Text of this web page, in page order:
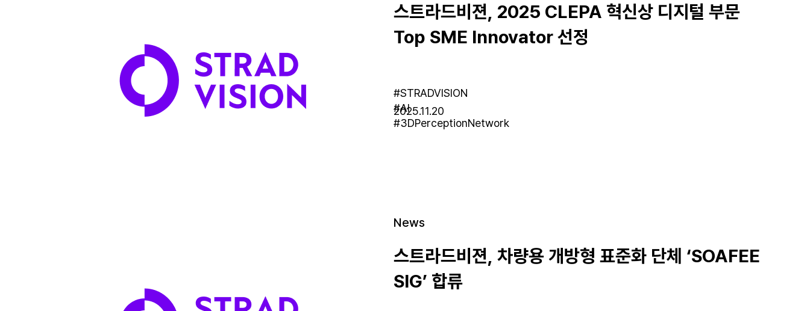
스트라드비젼, 2025 CLEPA 혁신상 디지털 부문
Top SME Innovator 선정
#STRADVISION
#AI
#3DPerceptionNetwork
2025.11.20
News
스트라드비젼, 차량용 개방형 표준화 단체 ‘SOAFEE
SIG’ 합류